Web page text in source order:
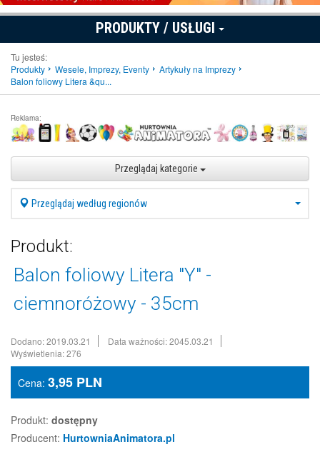
PRODUKTY / USŁUGI
Tu jesteś:
Produkty
Wesele, Imprezy, Eventy
Artykuły na Imprezy
Balon foliowy Litera &qu...
Reklama:
Przeglądaj kategorie
Przeglądaj według regionów
Produkt:
Balon foliowy Litera "Y" -
ciemnoróżowy - 35cm
Dodano: 2019.03.21
Data ważności: 2045.03.21
Wyświetlenia: 276
Cena: 3,95 PLN
Produkt: dostępny
Producent: HurtowniaAnimatora.pl